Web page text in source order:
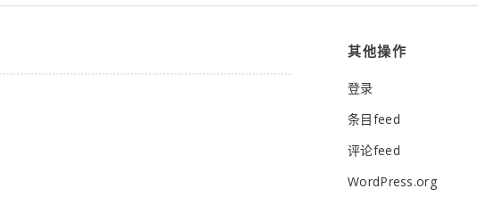
其他操作
登录
条目feed
评论feed
WordPress.org